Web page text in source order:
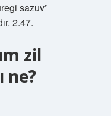
sazuv”
2.47.
zil
ne?